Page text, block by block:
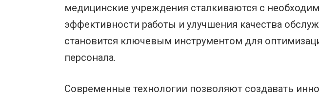
медицинские учреждения сталкиваются с
эффективности работы и улучшения качества
становится ключевым инструментом для
персонала.
Современные технологии позволяют создавать